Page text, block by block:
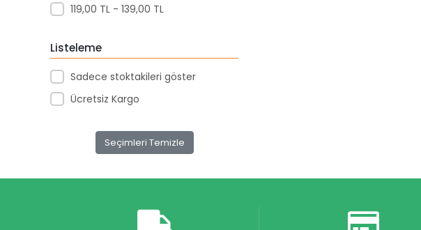
Aıhao
Akar Kırtasiye
Akçağ Yayınları
Aktive Oyuncak
Alfabe Yayınları
119,00 TL - 139,00 TL
Listeleme
Sadece stoktakileri göster
Ücretsiz Kargo
Seçimleri Temizle